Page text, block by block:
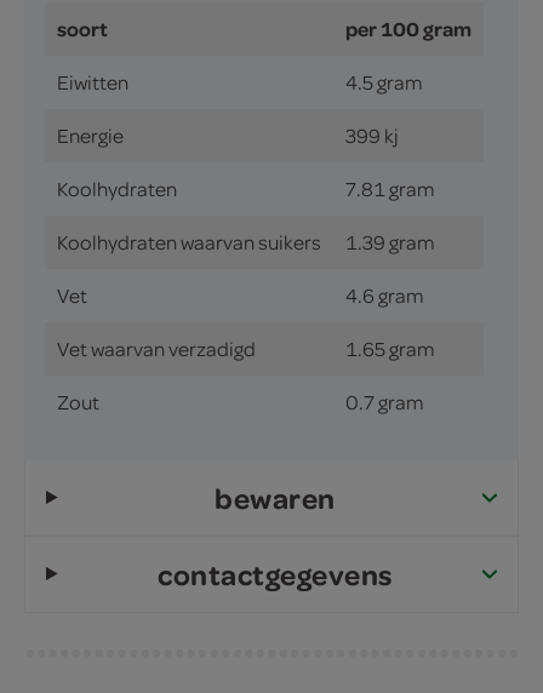
soort per 100 gram
Eiwitten 4.5 gram
Energie 399 kj
Koolhydraten 7.81 gram
Koolhydraten waarvan suikers 1.39 gram
Vet 4.6 gram
Vet waarvan verzadigd 1.65 gram
Zout 0.7 gram
bewaren
contactgegevens